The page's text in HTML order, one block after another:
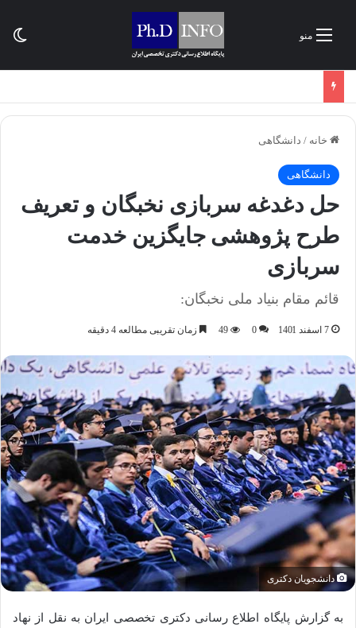
منو
خانه / دانشگاهی
دانشگاهی
حل دغدغه سربازی نخبگان و تعریف
طرح پژوهشی جایگزین خدمت
سربازی
قائم مقام بنیاد ملی نخبگان:
7 اسفند 1401 0
49 زمان تقریبی مطالعه 4 دقیقه
دانشجویان دکتری
به گزارش پایگاه اطلاع رسانی دکتری تخصصی ایران به نقل از نهاد